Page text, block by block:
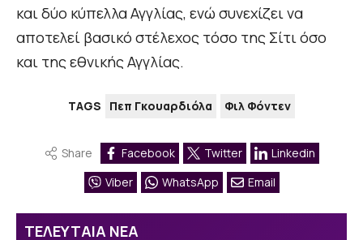
και δύο κύπελλα Αγγλίας, ενώ συνεχίζει να
αποτελεί βασικό στέλεχος τόσο της Σίτι όσο
και της εθνικής Αγγλίας.
TAGS Πεπ Γκουαρδιόλα Φιλ Φόντεν
Share Facebook Twitter
Linkedin
Viber
WhatsApp Email
ΤΕΛΕΥΤΑΙΑ ΝΕΑ